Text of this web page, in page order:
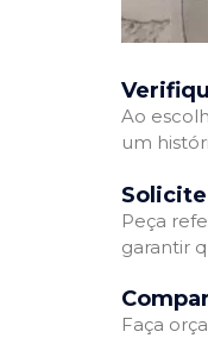
Ao
um
Peça
garantir
Faça